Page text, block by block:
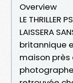
Overview
LE THRILLER
LAISSERA
britannique
maison près